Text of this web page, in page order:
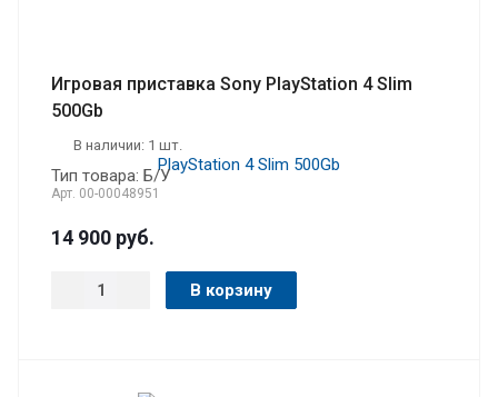
Игровая приставка Sony PlayStation 4 Slim
500Gb
В наличии: 1 шт.
Тип товара: Б/У
Арт. 00-00048951
14 900 руб.
В корзину